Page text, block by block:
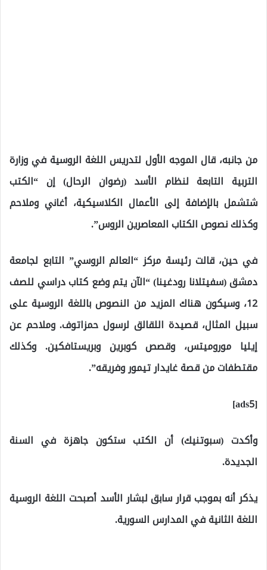
من جانبه، قال الموجه الأول لتدريس اللغة الروسية في وزارة
التربية التابعة لنظام الأسد (رضوان الرحال) إن “الكتب
شتشمل بالإضافة إلى الأعمال الكلاسيكية، أغاني وملاحم
وكذلك نصوص الكتاب المعاصرين الروس”.
في حين، قالت رئيسة مركز “العالم الروسي” التابع لجامعة
دمشق (سفيتلانا رودغينا) “الآن يتم وضع كتاب دراسي للصف
12، وسيكون هناك المزيد من النصوص باللغة الروسية على
سبيل المثال، قصيدة اللقالق لرسول حمزاتوف. وملاحم عن
إيليا موروميتس، وقصص كوبرين وبريستافكين. وكذلك
مقتطفات من قصة غايدار تيمور وفريقه”.
[ads5]
وأكدت (سبوتنيك) أن الكتب ستكون جاهزة في السنة
الجديدة.
يذكر أنه بموجب قرار سابق لبشار الأسد أصبحت اللغة الروسية
اللغة الثانية في المدارس السورية.